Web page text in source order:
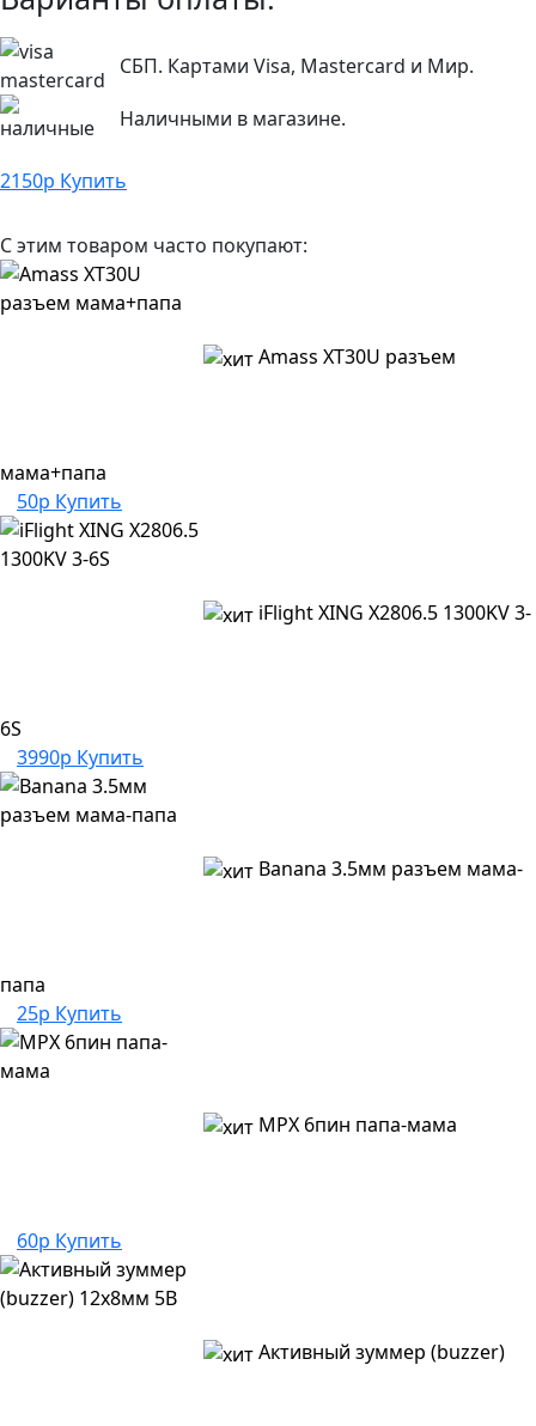
СБП. Картами Visa, Mastercard и Мир.
Наличными в магазине.
2150р Купить
С этим товаром часто покупают:
Amass XT30U разъем
мама+папа
50р Купить
iFlight XING X2806.5 1300KV 3-
6S
3990р Купить
Banana 3.5мм разъем мама-
папа
25р Купить
MPX 6пин папа-мама
60р Купить
Активный зуммер (buzzer)